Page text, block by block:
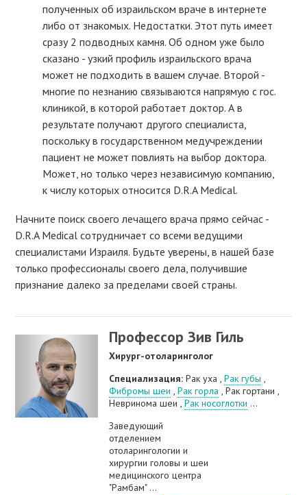
полученных об израильском враче в интернете
либо от знакомых. Недостатки. Этот путь имеет
сразу 2 подводных камня. Об одном уже было
сказано - узкий профиль израильского врача
может не подходить в вашем случае. Второй -
многие по незнанию связываются напрямую с гос.
клиникой, в которой работает доктор. А в
результате получают другого специалиста,
поскольку в государственном медучреждении
пациент не может повлиять на выбор доктора.
Может, но только через независимую компанию,
к числу которых относится D.R.A Medical.
Начните поиск своего лечащего врача прямо сейчас -
D.R.A Medical сотрудничает со всеми ведущими
специалистами Израиля. Будьте уверены, в нашей базе
только профессионалы своего дела, получившие
признание далеко за пределами своей страны.
Профессор Зив Гиль
Хирург-отоларинголог
Специализация:Рак уха ,Рак губы ,
Фибромы шеи ,Рак горла , Рак гортани ,
Невринома шеи ,Рак носоглотки ...
Заведующий
отделением
отоларингологии и
хирургии головы и шеи
медицинского центра
"Рамбам" ...